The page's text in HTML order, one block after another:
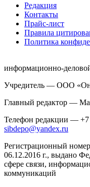
Редакция
Контакты
Прайс-лист
Правила
Политика
информационно-
Учредитель — ООО
Главный редактор —
Телефон редакции —
sibdepo@yandex.ru
Регистрационный
06.12.2016 г., выдано
сфере связи,
коммуникаций